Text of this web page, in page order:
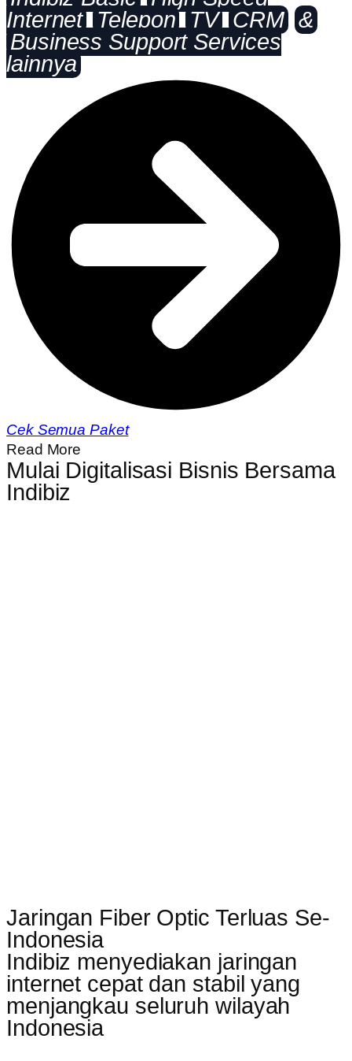
Internet
Telepon TV CRM &
Business Support Services
lainnya
Cek Semua Paket
Read More
Mulai Digitalisasi Bisnis Bersama
Indibiz
Jaringan Fiber Optic Terluas Se-
Indonesia
Indibiz menyediakan jaringan
internet cepat dan stabil yang
menjangkau seluruh wilayah
Indonesia